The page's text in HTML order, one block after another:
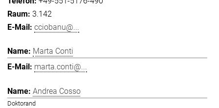
3.142
cciobanu@...
Marta Conti
marta.conti@...
Andrea Cosso
Doktorand